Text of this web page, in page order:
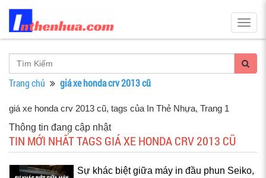
Trang chủ giá xe honda crv 2013 cũ
giá xe honda crv 2013 cũ, tags của In Thẻ Nhựa, Trang 1
Thông tin đang cập nhật
TIN MỚI NHẤT TAGS GIÁ XE HONDA CRV 2013 CŨ
Sự khác biệt giữa máy in đầu phun Seiko,